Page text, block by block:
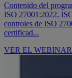
Contenido del
ISO 27001:2022,
controles de ISO
certificad...
VER EL WEBINAR